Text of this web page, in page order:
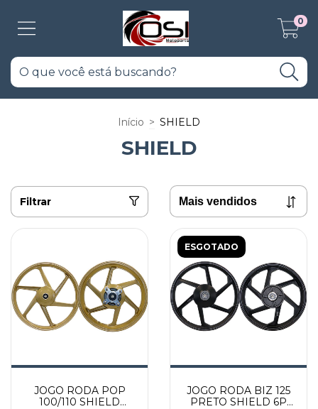
0
Início > SHIELD
SHIELD
Filtrar
JOGO RODA POP
100/110 SHIELD
ESGOTADO
JOGO RODA BIZ 125
PRETO SHIELD 6P